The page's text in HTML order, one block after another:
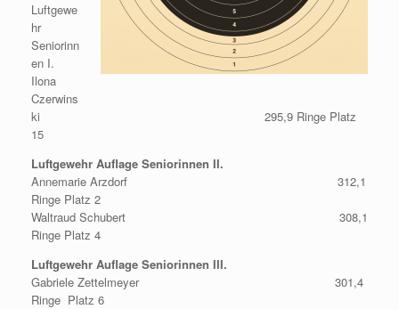
Luftgewe
hr
Seniorinn
en I.
Ilona
Czerwins
ki 295,9 Ringe Platz
15
Luftgewehr Auflage Seniorinnen II.
Annemarie Arzdorf 312,1
Ringe Platz 2
Waltraud Schubert 308,1
Ringe Platz 4
Luftgewehr Auflage Seniorinnen III.
Gabriele Zettelmeyer 301,4
Ringe Platz 6